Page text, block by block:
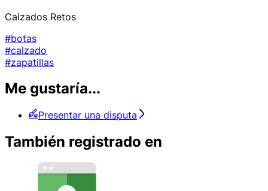
Calzados Retos
#botas
#calzado
#zapatillas
Me gustaría...
Presentar una disputa
También registrado en